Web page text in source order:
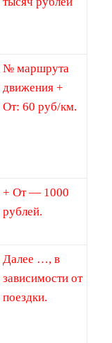
№ маршрута
движения +
От: 60 руб/км.
+ От — 1000
рублей.
Далее …, в
зависимости от
поездки.